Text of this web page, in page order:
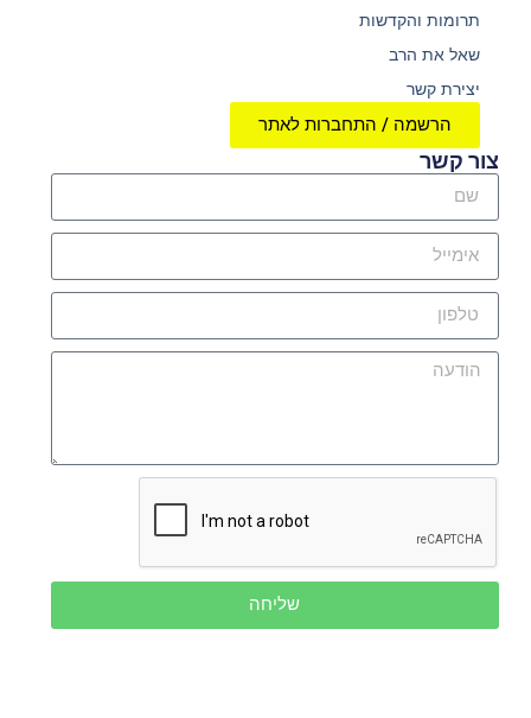
תרומות והקדשות
שאל את הרב
יצירת קשר
הרשמה / התחברות לאתר
צור קשר
שליחה